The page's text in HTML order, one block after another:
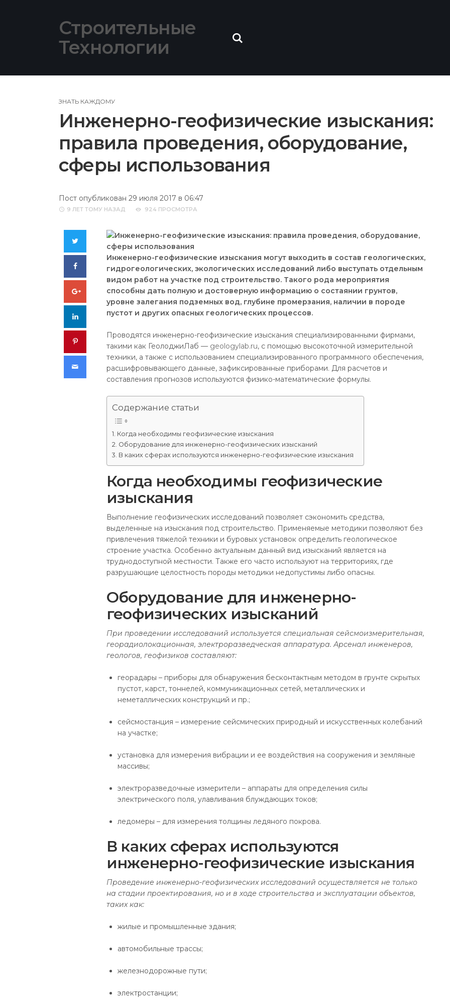
Строительные
Технологии
ЗНАТЬ КАЖДОМУ
Инженерно-геофизические изыскания:
правила проведения, оборудование,
сферы использования
Пост опубликован 29 июля 2017 в 06:47
9 ЛЕТ ТОМУ НАЗАД 924 ПРОСМОТРА
Facebook
Google+
LinkedIn
Инженерно-геофизические изыскания могут выходить в состав геологических,
гидрогеологических, экологических исследований либо выступать отдельным
видом работ на участке под строительство. Такого рода мероприятия
способны дать полную и достоверную информацию о состаянии грунтов,
уровне залегания подземных вод, глубине промерзания, наличии в породе
пустот и других опасных геологических процессов.
Проводятся инженерно-геофизические изыскания специализированными фирмами,
такими как ГеолоджиЛаб — geologylab.ru, с помощью высокоточной измерительной
техники, а также с использованием специализированного программного обеспечения,
расшифровывающего данные, зафиксированные приборами. Для расчетов и
составления прогнозов используются физико-математические формулы.
Содержание статьи
Когда необходимы геофизические изыскания
Оборудование для инженерно-геофизических изысканий
В каких сферах используются инженерно-геофизические изыскания
Когда необходимы геофизические
изыскания
Выполнение геофизических исследований позволяет сэкономить средства,
выделенные на изыскания под строительство. Применяемые методики позволяют без
привлечения тяжелой техники и буровых установок определить геологическое
строение участка. Особенно актуальным данный вид изысканий является на
труднодоступной местности. Также его часто используют на территориях, где
разрушающие целостность породы методики недопустимы либо опасны.
Оборудование для инженерно-
геофизических изысканий
При проведении исследований используется специальная сейсмоизмерительная,
георадиолокационная, электроразведческая аппаратура. Арсенал инженеров,
геологов, геофизиков составляют:
георадары – приборы для обнаружения бесконтактным методом в грунте скрытых
пустот, карст, тоннелей, коммуникационных сетей, металлических и
неметаллических конструкций и пр.;
сейсмостанция – измерение сейсмических природный и искусственных колебаний
на участке;
установка для измерения вибрации и ее воздействия на сооружения и земляные
массивы;
электроразведочные измерители – аппараты для определения силы
электрического поля, улавливания блуждающих токов;
ледомеры – для измерения толщины ледяного покрова.
В каких сферах используются
инженерно-геофизические изыскания
Проведение инженерно-геофизических исследований осуществляется не только
на стадии проектирования, но и в ходе строительства и эксплуатации объектов,
таких как:
жилые и промышленные здания;
автомобильные трассы;
железнодорожные пути;
электростанции;